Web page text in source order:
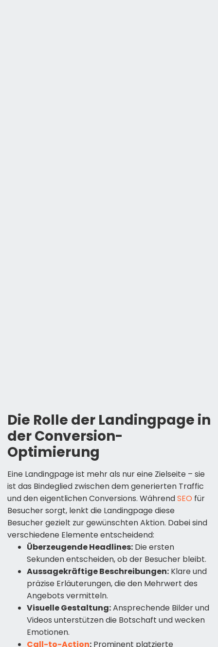
Die Rolle der Landingpage in
der Conversion-
Optimierung
Eine Landingpage ist mehr als nur eine Zielseite – sie
ist das Bindeglied zwischen dem generierten Traffic
und den eigentlichen Conversions. WährendSEO für
Besucher sorgt, lenkt die Landingpage diese
Besucher gezielt zur gewünschten Aktion. Dabei sind
verschiedene Elemente entscheidend:
Überzeugende Headlines: Die ersten
Sekunden entscheiden, ob der Besucher bleibt.
Aussagekräftige Beschreibungen: Klare und
präzise Erläuterungen, die den Mehrwert des
Angebots vermitteln.
Visuelle Gestaltung:Ansprechende Bilder und
Videos unterstützen die Botschaft und wecken
Emotionen.
Call-to-Action: Prominent platzierte